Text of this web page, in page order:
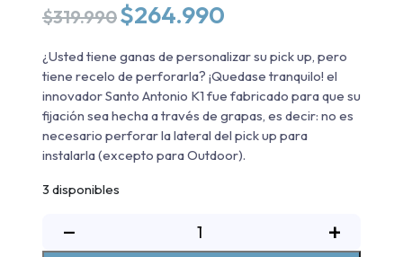
$319.990 El
precio
original
era:
$319.990.
$264.990
actual
es:
$264.990.
¿Usted tiene ganas de personalizar su pick up, pero
tiene recelo de perforarla? ¡Quedase tranquilo! el
innovador Santo Antonio K1 fue fabricado para que su
fijación sea hecha a través de grapas, es decir: no es
necesario perforar la lateral del pick up para
instalarla (excepto para Outdoor).
3 disponibles
− +